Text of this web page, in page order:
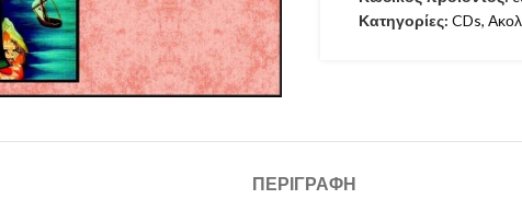
Κατηγορίες: CDs,
ΠΕΡΙΓΡΑΦΉ